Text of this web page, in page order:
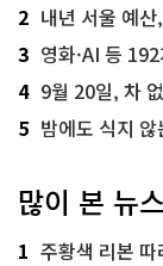
2 내년 서울 예
3 영화·AI 등
4 9월 20일, 차 없
5 밤에도 식지
많이 본 뉴스
1 주황색 리본 따라